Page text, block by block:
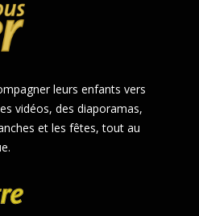
leurs enfants vers
vidéos, des diaporamas,
et les fêtes, tout au